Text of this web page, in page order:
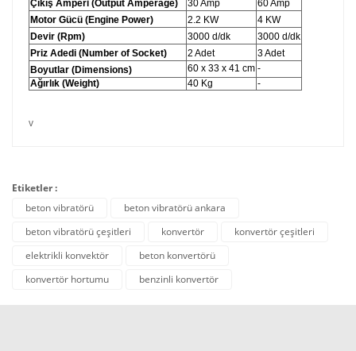
Çıkış Amperi (Output Amperage) 30 Amp
60 Amp
Motor Gücü (Engine Power)
2.2 KW
4 KW
Devir (Rpm)
3000 d/dk 3000 d/dk
Priz Adedi (Number of Socket)
2 Adet
3 Adet
Boyut lar (Dimensions) 60 x 33 x 41 cm -
Ağırlık (Weight)
40 Kg -
v
Etiketler :
beton vibratörü
beton vibratörü ankara
beton vibratörü çeşitleri
konvertör
konvertör çeşitleri
elektrikli konvektör
beton konvertörü
konvertör hortumu
benzinli konvertör